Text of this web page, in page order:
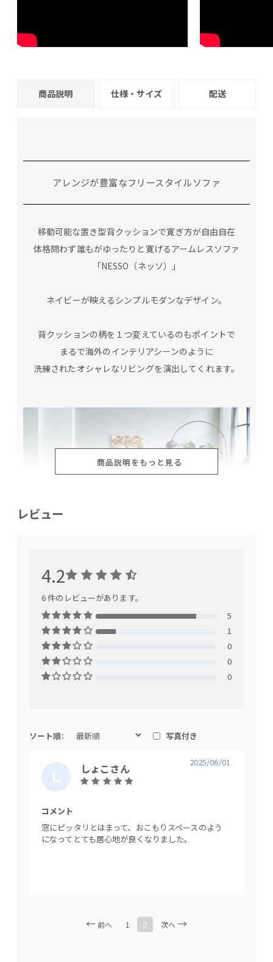
商品説明 仕様・サイズ 配送
アレンジが豊富なフリースタイルソファ
移動可能な置き型背クッションで寛ぎ方が自由自在
体格問わず誰もがゆったりと寛げるアームレスソファ
「NESSO（ネッソ）」
ネイビーが映えるシンプルモダンなデザイン。
背クッションの柄を１つ変えているのもポイントで
まるで海外のインテリアシーンのように
洗練されたオシャレなリビングを演出してくれます。
全体的に直線ラインで無駄のないスタイリッシュなデザイン。
も綺麗です。
商品説明をもっと見る
レビュー
4.2
6 件のレビューがあります。
5
1
0
0
0
ソート順: 写真付き
し
ょ
こ
さ
ん
しょこさん 2025/06/01
コメント
窓にピッタリとはまって、おこもりスペースのよう
になってとても居心地が良くなりました。
前へ 1 2 次へ